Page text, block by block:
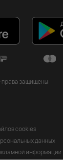
права защищены
cookies
данных
информации
данных